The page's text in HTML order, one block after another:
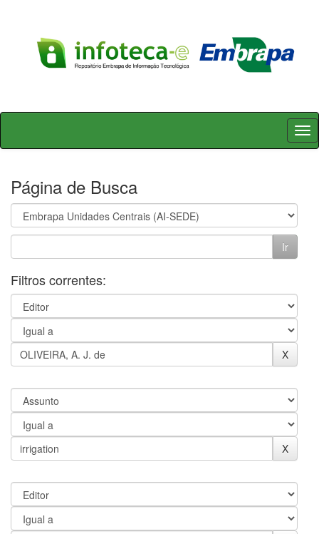
Skip
Página de Busca
Filtros correntes: